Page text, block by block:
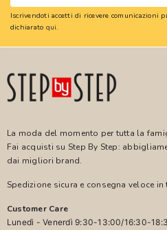
Iscrivendoti accetti di ricevere comunicazioni
dichiarato qui.
La moda del momento per tutta la
Fai acquisti su Step By Step:
dai migliori brand.
Spedizione sicura e consegna veloce
Customer Care
Lunedì - Venerdì 9:30-13:00/16:30-